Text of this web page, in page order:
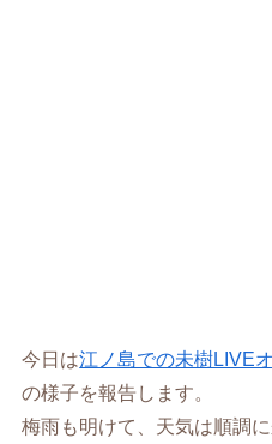
今日は江ノ島での未樹LIVE
の様子を報告します。
梅雨も明けて、天気は順調